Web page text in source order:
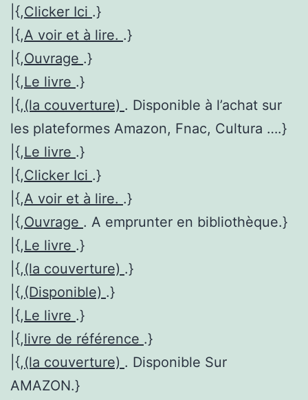
|{,Clicker Ici .}
|{,A voir et à lire. .}
|{,Ouvrage .}
|{,Le livre .}
|{,(la couverture) . Disponible à l’achat sur
les plateformes Amazon, Fnac, Cultura ….}
|{,Le livre .}
|{,Clicker Ici .}
|{,A voir et à lire. .}
|{,Ouvrage . A emprunter en bibliothèque.}
|{,Le livre .}
|{,(la couverture) .}
|{,(Disponible) .}
|{,Le livre .}
|{,livre de référence .}
|{,(la couverture) . Disponible Sur
AMAZON.}